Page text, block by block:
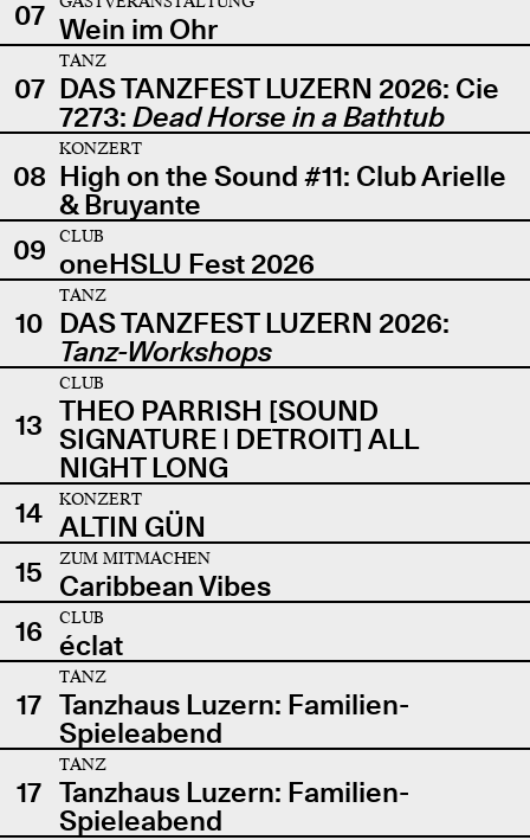
07 Wein im Ohr
07
TANZ
DAS TANZFEST LUZERN 2026: Cie
7273: Dead Horse in a Bathtub
08
KONZERT
High on the Sound #11: Club Arielle
& Bruyante
09
CLUB
oneHSLU Fest 2026
10
TANZ
DAS TANZFEST LUZERN 2026:
Tanz-Workshops
13
CLUB
THEO PARRISH [SOUND
SIGNATURE | DETROIT] ALL
NIGHT LONG
14
KONZERT
ALTIN GÜN
15
ZUM MITMACHEN
Caribbean Vibes
16
CLUB
éclat
17
TANZ
Tanzhaus Luzern: Familien-
Spieleabend
17
TANZ
Tanzhaus Luzern: Familien-
Spieleabend